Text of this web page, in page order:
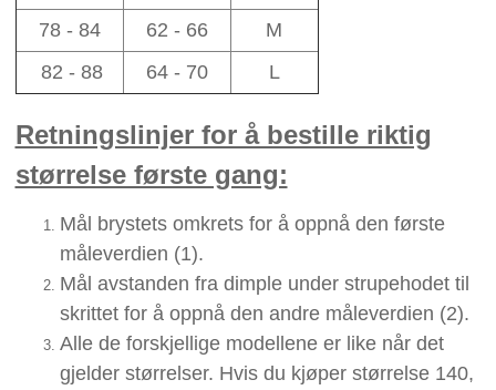
78 - 84
62 - 66
M
82 - 88
64 - 70 L
Retningslinjer for å bestille riktig
størrelse første gang:
Mål brystets omkrets for å oppnå den første
måleverdien (1).
Mål avstanden fra dimple under strupehodet til
skrittet for å oppnå den andre måleverdien (2).
Alle de forskjellige modellene er like når det
gjelder størrelser. Hvis du kjøper størrelse 140,